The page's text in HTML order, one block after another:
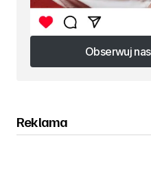
Obserwuj
Obserwuj
Reklama